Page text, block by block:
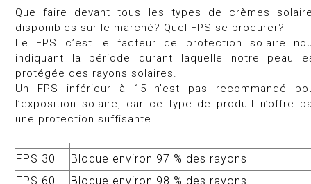
Que faire devant tous les types de crèmes
disponibles sur le marché? Quel FPS se procurer?
Le FPS c’est le facteur de protection solaire
indiquant la période durant laquelle notre peau
protégée des rayons solaires.
Un FPS inférieur à 15 n’est pas recommandé
l’exposition solaire, car ce type de produit n’offre
une protection suffisante.
FPS 30
Bloque environ 97 % des rayons
FPS 60
Bloque environ 98 % des rayons